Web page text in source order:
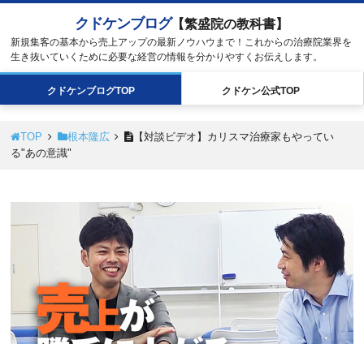
クドケンブログ【繁盛院の教科書】
新規集客の基本から売上アップの最新ノウハウまで！これからの治療院業界を
生き抜いていくために必要な経営の情報を分かりやすくお伝えします。
クドケンブログTOP クドケン公式TOP
TOP 根本隆広
【対談ビデオ】カリスマ治療家もやってい
る"あの意識"